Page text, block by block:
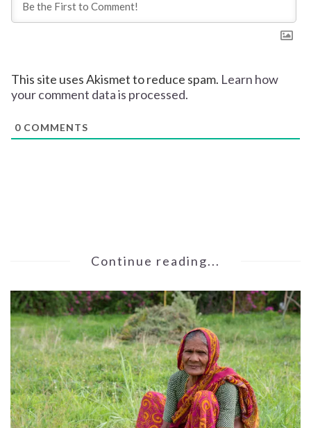
This site uses Akismet to reduce spam. Learn how
your comment data is processed.
0 COMMENTS
Continue reading...